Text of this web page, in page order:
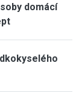
domácí